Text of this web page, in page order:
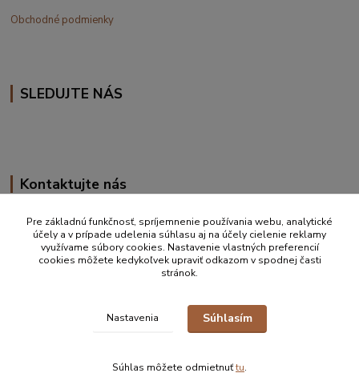
Obchodné podmienky
SLEDUJTE NÁS
Kontaktujte nás
+420 777 610 855
info@vakynaspanie.sk
Zastúpenie pre detské spacie vaky Schlummersack/Slumbersac ČR, SK
Pre základnú funkčnosť, spríjemnenie používania webu, analytické
účely a v prípade udelenia súhlasu aj na účely cielenie reklamy
využívame súbory cookies. Nastavenie vlastných preferencií
cookies môžete kedykoľvek upraviť odkazom v spodnej časti
stránok.
Nastavenia Súhlasím
Súhlas môžete odmietnuťtu.